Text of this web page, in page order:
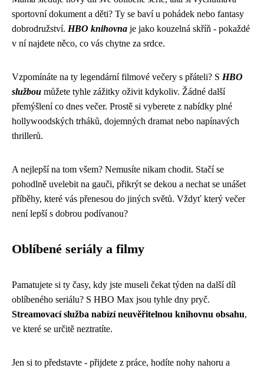
sportovní dokument a děti? Ty se baví u pohádek nebo fantasy
dobrodružství. HBO knihovna je jako kouzelná skříň - pokaždé
v ní najdete něco, co vás chytne za srdce.
Vzpomínáte na ty legendární filmové večery s přáteli? S HBO
službou můžete tyhle zážitky oživit kdykoliv. Žádné další
přemýšlení co dnes večer. Prostě si vyberete z nabídky plné
hollywoodských trháků, dojemných dramat nebo napínavých
thrillerů.
A nejlepší na tom všem? Nemusíte nikam chodit. Stačí se
pohodlně uvelebit na gauči, přikrýt se dekou a nechat se unášet
příběhy, které vás přenesou do jiných světů. Vždyť který večer
není lepší s dobrou podívanou?
Oblíbené seriály a filmy
Pamatujete si ty časy, kdy jste museli čekat týden na další díl
oblíbeného seriálu? S HBO Max jsou tyhle dny pryč.
Streamovací služba nabízí neuvěřitelnou knihovnu obsahu,
ve které se určitě neztratíte.
Jen si to představte - přijdete z práce, hodíte nohy nahoru a